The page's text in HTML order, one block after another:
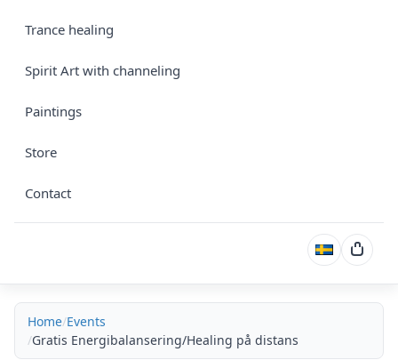
Trance healing
Spirit Art with channeling
Paintings
Store
Contact
Cart
Home Events
Gratis Energibalansering/Healing på distans